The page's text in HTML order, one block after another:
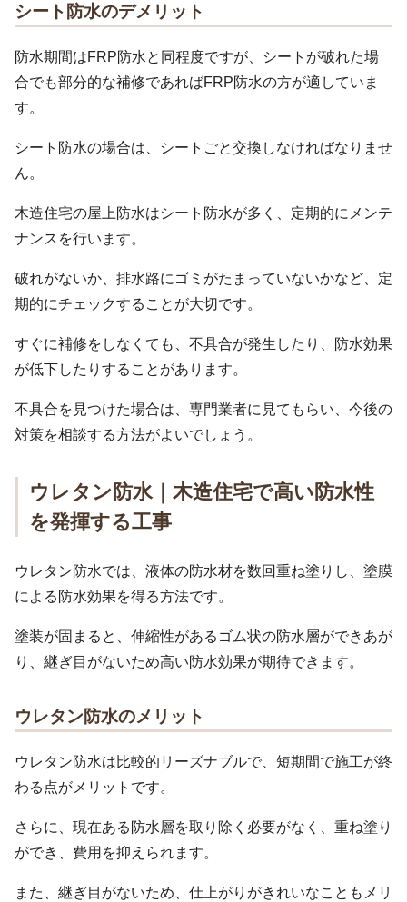
シート防水のデメリット
防水期間はFRP防水と同程度ですが、シートが破れた場
合でも部分的な補修であればFRP防水の方が適していま
す。
シート防水の場合は、シートごと交換しなければなりませ
ん。
木造住宅の屋上防水はシート防水が多く、定期的にメンテ
ナンスを行います。
破れがないか、排水路にゴミがたまっていないかなど、定
期的にチェックすることが大切です。
すぐに補修をしなくても、不具合が発生したり、防水効果
が低下したりすることがあります。
不具合を見つけた場合は、専門業者に見てもらい、今後の
対策を相談する方法がよいでしょう。
ウレタン防水｜木造住宅で高い防水性
を発揮する工事
ウレタン防水では、液体の防水材を数回重ね塗りし、塗膜
による防水効果を得る方法です。
塗装が固まると、伸縮性があるゴム状の防水層ができあが
り、継ぎ目がないため高い防水効果が期待できます。
ウレタン防水のメリット
ウレタン防水は比較的リーズナブルで、短期間で施工が終
わる点がメリットです。
さらに、現在ある防水層を取り除く必要がなく、重ね塗り
ができ、費用を抑えられます。
また、継ぎ目がないため、仕上がりがきれいなこともメリ